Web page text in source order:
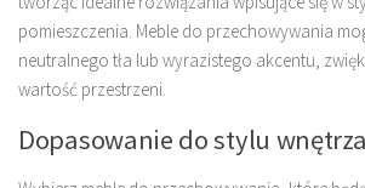
pomieszczenia. Meble do przechowywania
neutralnego tła lub wyrazistego akcentu,
wartość przestrzeni.
Dopasowanie do stylu wnętrza